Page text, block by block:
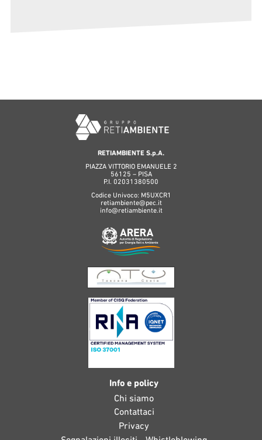
RETIAMBIENTE S.p.A.
PIAZZA VITTORIO EMANUELE 2
56125 – PISA
P.I. 02031380500
Codice Univoco: M5UXCR1
retiambiente@pec.it
info@retiambiente.it
Info e policy
Chi siamo
Contattaci
Privacy